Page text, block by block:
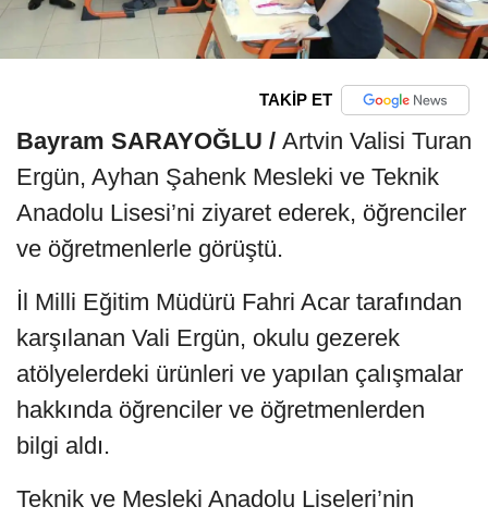
TAKİP ET
Bayram SARAYOĞLU / Artvin Valisi Turan
Ergün, Ayhan Şahenk Mesleki ve Teknik
Anadolu Lisesi’ni ziyaret ederek, öğrenciler
ve öğretmenlerle görüştü.
İl Milli Eğitim Müdürü Fahri Acar tarafından
karşılanan Vali Ergün, okulu gezerek
atölyelerdeki ürünleri ve yapılan çalışmalar
hakkında öğrenciler ve öğretmenlerden
bilgi aldı.
Teknik ve Mesleki Anadolu Liseleri’nin